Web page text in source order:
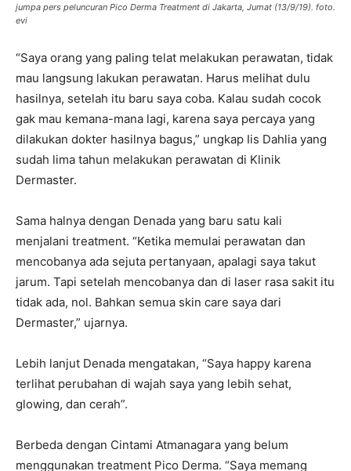
jumpa pers peluncuran Pico Derma Treatment di Jakarta, Jumat (13/9/19). foto.
evi
“Saya orang yang paling telat melakukan perawatan, tidak
mau langsung lakukan perawatan. Harus melihat dulu
hasilnya, setelah itu baru saya coba. Kalau sudah cocok
gak mau kemana-mana lagi, karena saya percaya yang
dilakukan dokter hasilnya bagus,” ungkap Iis Dahlia yang
sudah lima tahun melakukan perawatan di Klinik
Dermaster.
Sama halnya dengan Denada yang baru satu kali
menjalani treatment. “Ketika memulai perawatan dan
mencobanya ada sejuta pertanyaan, apalagi saya takut
jarum. Tapi setelah mencobanya dan di laser rasa sakit itu
tidak ada, nol. Bahkan semua skin care saya dari
Dermaster,” ujarnya.
Lebih lanjut Denada mengatakan, “Saya happy karena
terlihat perubahan di wajah saya yang lebih sehat,
glowing, dan cerah”.
Berbeda dengan Cintami Atmanagara yang belum
menggunakan treatment Pico Derma. “Saya memang